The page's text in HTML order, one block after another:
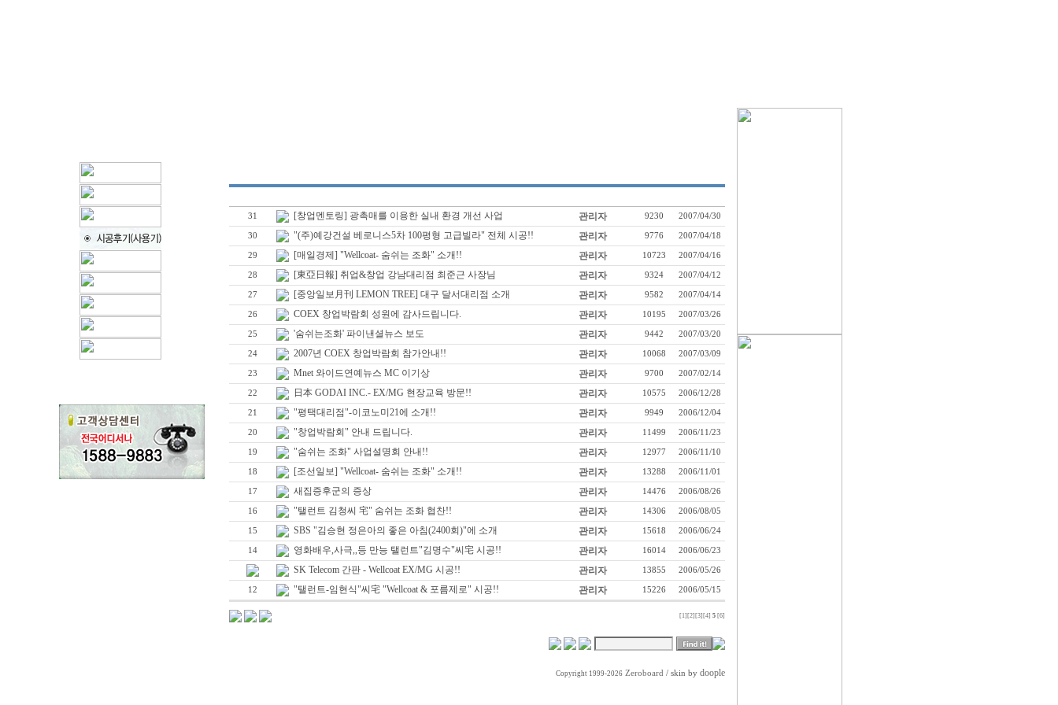
31 [창업멘토링] 광촉매를 이용한 실내 환경 개선 사업 관리자 9230 2007/04/30
30 "(주)예강건설 베로니스5차 100평형 고급빌라" 전체 시공!! 관리자 9776 2007/04/18
29 [매일경제] "Wellcoat- 숨쉬는 조화" 소개!! 관리자 10723 2007/04/16
28 [東亞日報] 취업&창업 강남대리점 최준근 사장님 관리자 9324 2007/04/12
27 [중앙일보月刊 LEMON TREE] 대구 달서대리점 소개 관리자 9582 2007/04/14
26 COEX 창업박람회 성원에 감사드립니다. 관리자 10195 2007/03/26
25 '숨쉬는조화' 파이낸셜뉴스 보도 관리자 9442 2007/03/20
24 2007년 COEX 창업박람회 참가안내!! 관리자 10068 2007/03/09
23 Mnet 와이드연예뉴스 MC 이기상 관리자 9700 2007/02/14
22 日本 GODAI INC.- EX/MG 현장교육 방문!! 관리자 10575 2006/12/28
21 "평택대리점"-이코노미21에 소개!! 관리자 9949 2006/12/04
20 "창업박람회" 안내 드립니다. 관리자 11499 2006/11/23
19 "숨쉬는 조화" 사업설명회 안내!! 관리자 12977 2006/11/10
18 [조선일보] "Wellcoat- 숨쉬는 조화" 소개!! 관리자 13288 2006/11/01
17 새집증후군의 증상 관리자 14476 2006/08/26
16 "탤런트 김청씨 宅" 숨쉬는 조화 협찬!! 관리자 14306 2006/08/05
15 SBS "김승현 정은아의 좋은 아침(2400회)"에 소개 관리자 15618 2006/06/24
14 영화배우,사극,,등 만능 탤런트"김명수"씨宅 시공!! 관리자 16014 2006/06/23
SK Telecom 간판 - Wellcoat EX/MG 시공!! 관리자 13855 2006/05/26
12 "탤런트-임현식"씨宅 "Wellcoat & 포름제로" 시공!! 관리자 15226 2006/05/15
[1] [2] [3] [4] 5 [6]
Copyright 1999-2026 Zeroboard / skin by doople